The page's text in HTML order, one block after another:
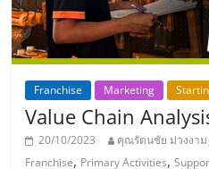
ลงทุน
และ
ขยาย
Franchise Marketing
Value Chain
20/10/2023 คุณรัตนชัย ม่วงงาม
Franchise, Primary Activities,